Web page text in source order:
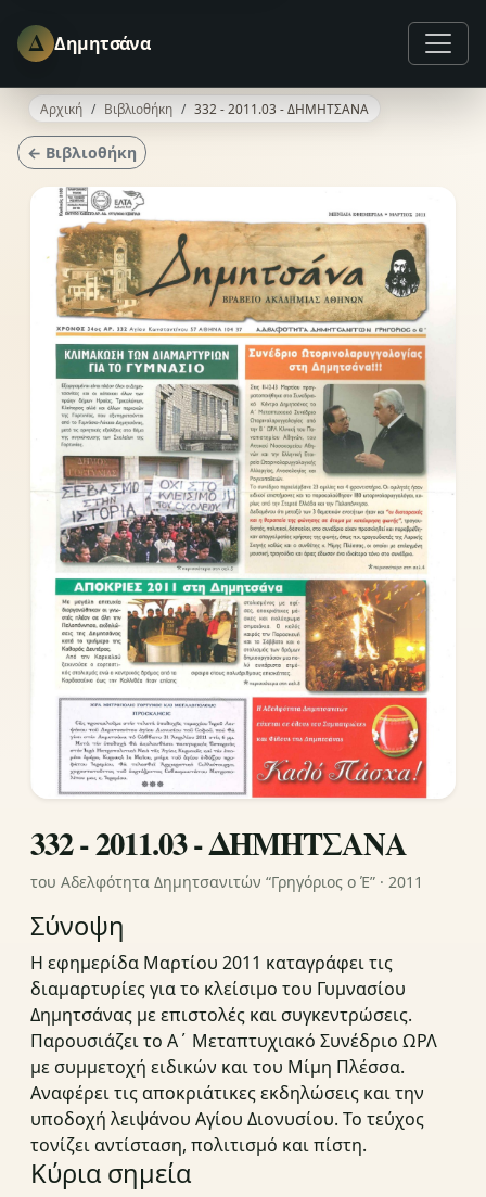
Δ Δημητσάνα
Αρχική Βιβλιοθήκη 332 - 2011.03 - ΔΗΜΗΤΣΑΝΑ
← Βιβλιοθήκη
332 - 2011.03 - ΔΗΜΗΤΣΑΝΑ
του Αδελφότητα Δημητσανιτών “Γρηγόριος ο Έ” · 2011
Σύνοψη
Η εφημερίδα Μαρτίου 2011 καταγράφει τις
διαμαρτυρίες για το κλείσιμο του Γυμνασίου
Δημητσάνας με επιστολές και συγκεντρώσεις.
Παρουσιάζει το Α΄ Μεταπτυχιακό Συνέδριο ΩΡΛ
με συμμετοχή ειδικών και του Μίμη Πλέσσα.
Αναφέρει τις αποκριάτικες εκδηλώσεις και την
υποδοχή λειψάνου Αγίου Διονυσίου. Το τεύχος
τονίζει αντίσταση, πολιτισμό και πίστη.
Κύρια σημεία